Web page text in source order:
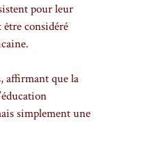
pour leur
considéré
affirmant que la
simplement une